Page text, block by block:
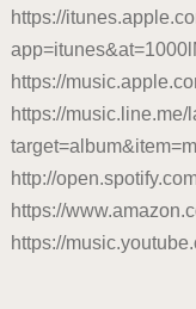
https://
https://
https://music.line.me/
http://
https://
https://